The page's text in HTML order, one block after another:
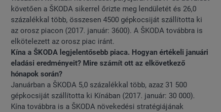
követően a ŠKODA sikerrel őrizte meg lendületét és 26,0
százalékkal több, összesen 4500 gépkocsiját szállította ki
az orosz piacon (2017. január: 3600). A ŠKODA továbbra is
elkötelezett az orosz piac iránt.
Kína a ŠKODA legjelentősebb piaca. Hogyan értékeli januári
eladási eredményeit? Mire számít ott az elkövetkező
hónapok során?
Januárban a ŠKODA 5,0 százalékkal több, azaz 31 500
gépkocsiját szállította ki Kínában (2017. január: 30 000).
Kína továbbra is a ŠKODA növekedési stratégiájának